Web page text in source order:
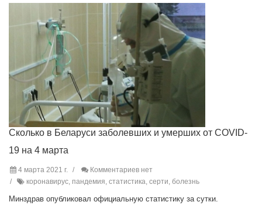
Сколько в Беларуси заболевших и умерших от COVID-
19 на 4 марта
4 марта 2021 г.
Комментариев нет
коронавирус, пандемия, статистика, серти, болезнь
Минздрав опубликовал официальную статистику за сутки.